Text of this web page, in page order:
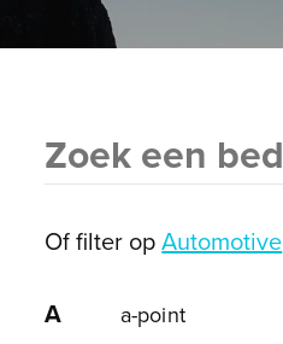
Of filter opAutomotive
A
a-point